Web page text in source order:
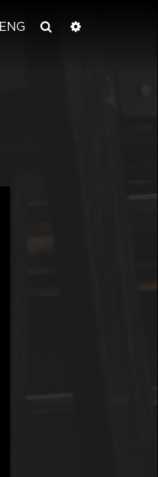
ENG Wyszukiwarka
Ustawienia